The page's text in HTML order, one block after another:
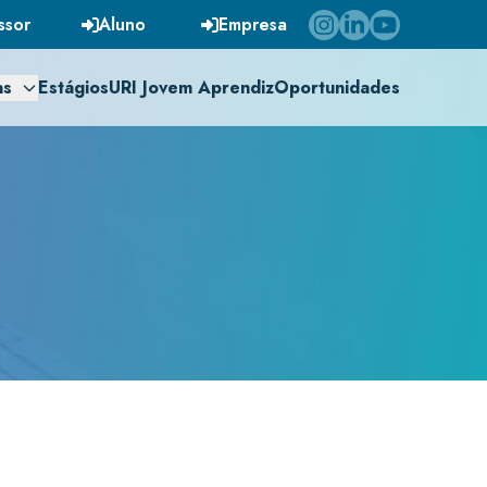
Aluno Empresa
EstágiosURI Jovem AprendizOportunidades